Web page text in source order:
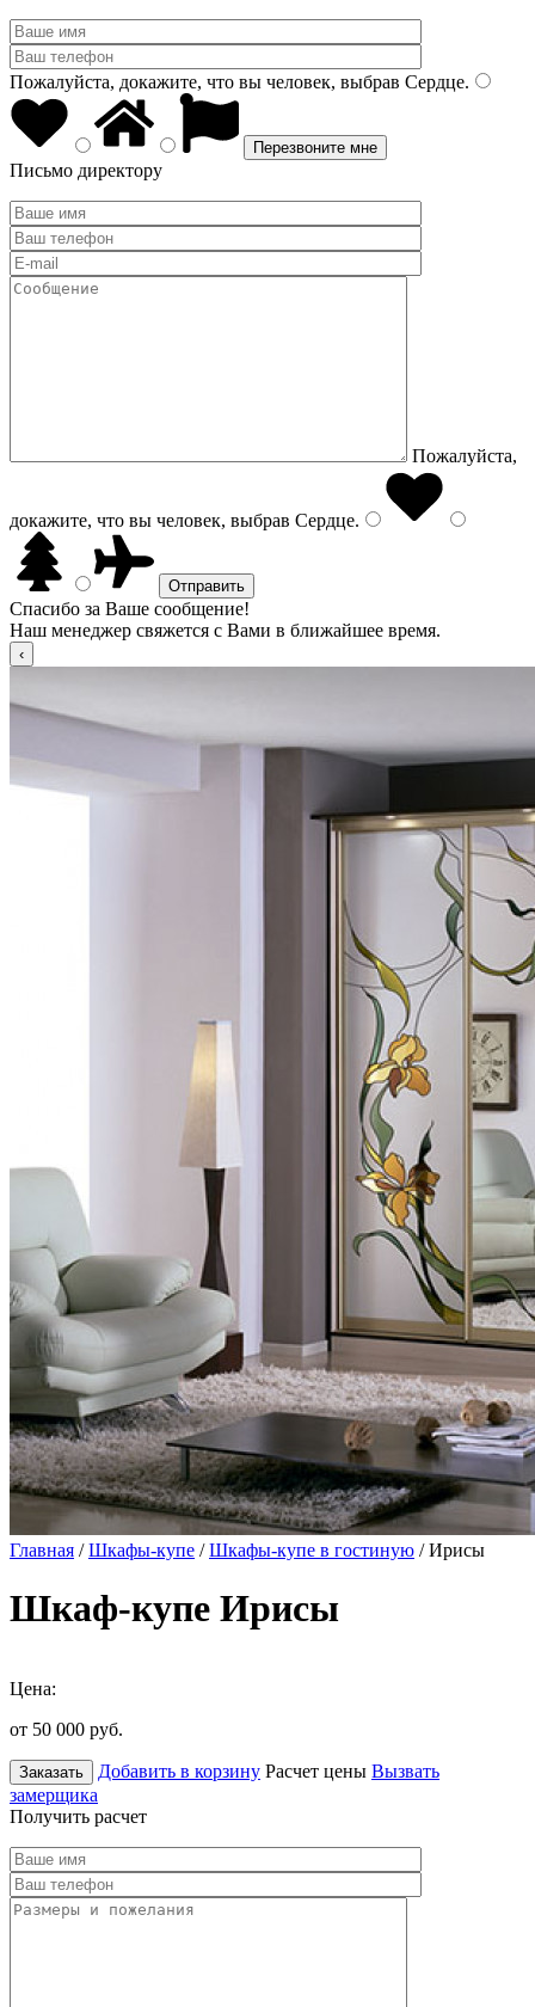
Пожалуйста, докажите, что вы человек, выбрав Сердце.
Письмо директору
Пожалуйста,
докажите, что вы человек, выбрав Сердце.
Спасибо за Ваше сообщение!
Наш менеджер свяжется с Вами в ближайшее время.
Главная /Шкафы-купе /Шкафы-купе в гостиную / Ирисы
Шкаф-купе Ирисы
Цена:
от 50 000 руб.
Заказать Добавить в корзину Расчет цены Вызвать
замерщика
Получить расчет